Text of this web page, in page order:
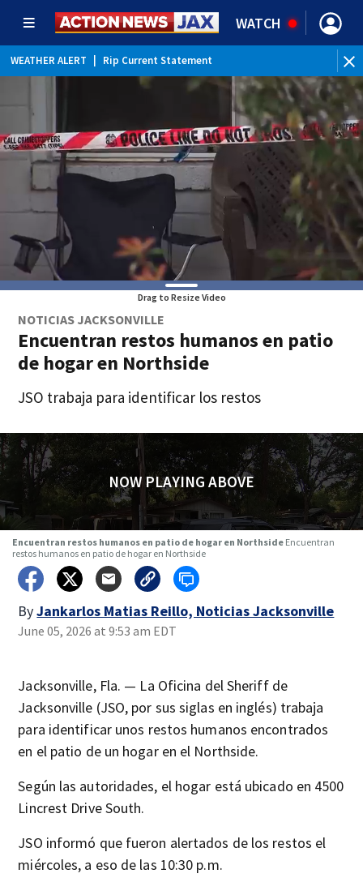
WATCH
WEATHER ALERT Rip Current Statement
Drag to Resize Video
NOTICIAS JACKSONVILLE
Encuentran restos humanos en patio
de hogar en Northside
JSO trabaja para identificar los restos
NOW PLAYING ABOVE
Encuentran restos humanos en patio de hogar en Northside Encuentran
restos humanos en patio de hogar en Northside
ByJankarlos Matias Reillo, Noticias Jacksonville
June 05, 2026 at 9:53 am EDT
Jacksonville, Fla. — La Oficina del Sheriff de
Jacksonville (JSO, por sus siglas en inglés) trabaja
para identificar unos restos humanos encontrados
en el patio de un hogar en el Northside.
Según las autoridades, el hogar está ubicado en 4500
Lincrest Drive South.
JSO informó que fueron alertados de los restos el
miércoles, a eso de las 10:30 p.m.